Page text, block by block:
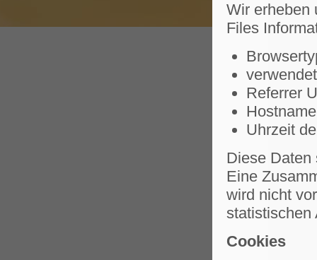
Wir erheben
Files
Referrer
Uhrzeit
Diese Daten
Eine
wird nicht
statistischen
Cookies